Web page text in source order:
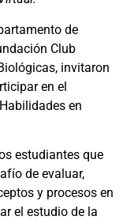
de
Club
invitaron
en el
en
estudiantes que
de evaluar,
y procesos en
el estudio de la